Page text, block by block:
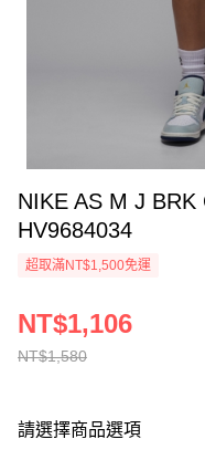
NIKE AS M J
HV9684034
超取滿NT$1,500免運
NT$1,580
NT$1,106
請選擇商品選項